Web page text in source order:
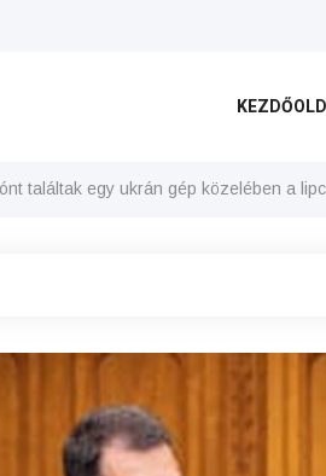
találtak egy ukrán gép közelében a